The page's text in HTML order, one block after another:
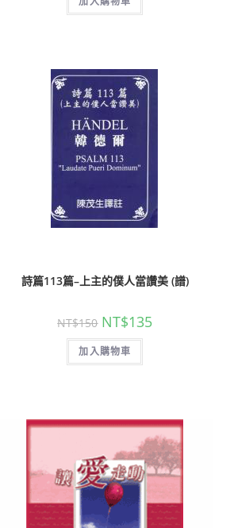
詩篇113篇–上主的僕人當讚美 (譜)
NT$150 NT$135
加入購物車